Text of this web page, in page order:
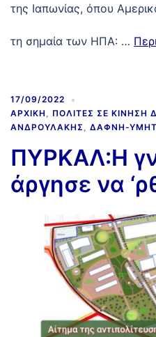
της Ιαπωνίας, όπου
τη σημαία των ΗΠΑ: …
17/09/2022
ΑΡΧΙΚΉ
ΠΟΛΊΤΕΣ ΣΕ
ΑΝΔΡΟΥΛΆΚΗΣ
ΔΆΦΝΗ-
ΠΥΡΚΑΛ:Η
άργησε να